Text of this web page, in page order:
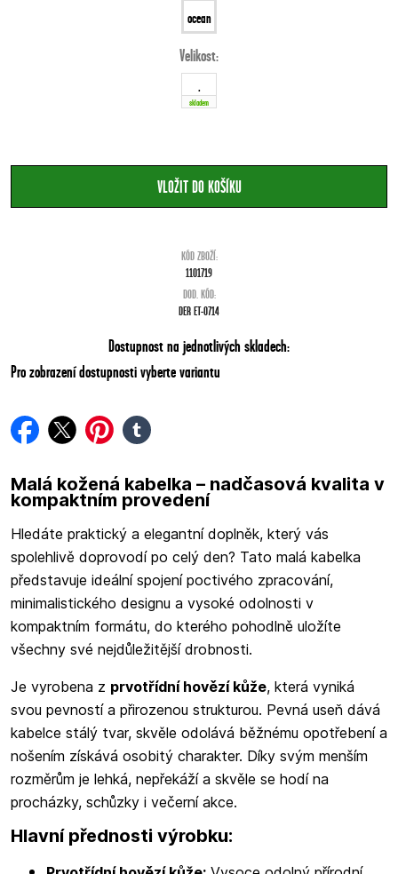
ocean
blau
Velikost:
.
skladem
KÓD ZBOŽÍ:
1101719
DOD. KÓD:
DER ET-0714
Dostupnost na jednotlivých skladech:
Pro zobrazení dostupnosti vyberte variantu
facebook
twitterpinterest
tumblr
Malá kožená kabelka – nadčasová kvalita v
kompaktním provedení
Hledáte praktický a elegantní doplněk, který vás
spolehlivě doprovodí po celý den? Tato malá kabelka
představuje ideální spojení poctivého zpracování,
minimalistického designu a vysoké odolnosti v
kompaktním formátu, do kterého pohodlně uložíte
všechny své nejdůležitější drobnosti.
Je vyrobena z prvotřídní hovězí kůže, která vyniká
svou pevností a přirozenou strukturou. Pevná useň dává
kabelce stálý tvar, skvěle odolává běžnému opotřebení a
nošením získává osobitý charakter. Díky svým menším
rozměrům je lehká, nepřekáží a skvěle se hodí na
procházky, schůzky i večerní akce.
Hlavní přednosti výrobku: